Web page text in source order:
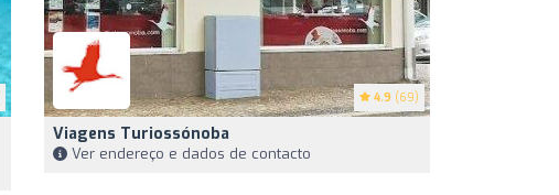
4.9 (69)
Viagens Turiossónoba
Ver endereço e dados de contacto